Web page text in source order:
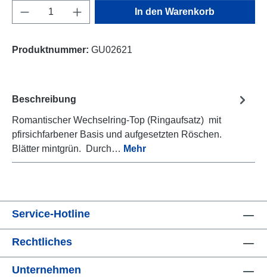
Produkt Anzahl: Gib den gewünschten
In den Warenkorb
Produktnummer: GU02621
Beschreibung
Romantischer Wechselring-Top (Ringaufsatz) mit
pfirsichfarbener Basis und aufgesetzten Röschen.
Blätter mintgrün. Durch… Mehr
Service-Hotline
Rechtliches
Unternehmen